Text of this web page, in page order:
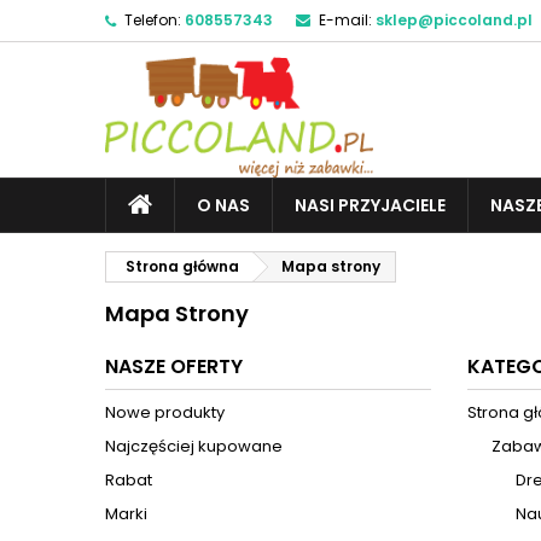
Telefon: 608557343 E-mail: sklep@piccoland.pl
O NAS NASI PRZYJACIELE
Strona główna Mapa strony
Mapa Strony
NASZE OFERTY
Nowe produkty
Najczęściej kupowane
Rabat
Marki
Strona